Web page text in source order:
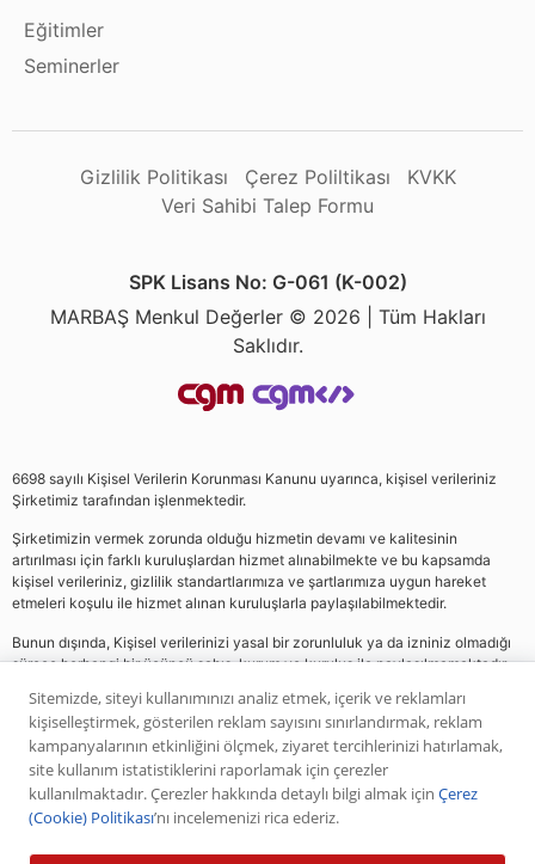
Eğitimler
Seminerler
Gizlilik Politikası Çerez Poliltikası
KVKK
Veri Sahibi Talep Formu
SPK Lisans No: G-061 (K-002)
MARBAŞ Menkul Değerler © 2026 | Tüm Hakları
Saklıdır.
6698 sayılı Kişisel Verilerin Korunması Kanunu uyarınca, kişisel verileriniz
Şirketimiz tarafından işlenmektedir.
Şirketimizin vermek zorunda olduğu hizmetin devamı ve kalitesinin
artırılması için farklı kuruluşlardan hizmet alınabilmekte ve bu kapsamda
kişisel verileriniz, gizlilik standartlarımıza ve şartlarımıza uygun hareket
etmeleri koşulu ile hizmet alınan kuruluşlarla paylaşılabilmektedir.
Bunun dışında, Kişisel verilerinizi yasal bir zorunluluk ya da izniniz olmadığı
sürece herhangi bir üçüncü şahıs, kurum ve kuruluş ile paylaşılmamaktadır.
Web sitemizde yer alan analiz, yorum ve tavsiyeler yatırım danışmanlığı
kapsamında değildir. Bu tavsiyeler genel nitelikte olup, özel olarak sizin mali
durumunuz ile risk ve getiri tercihlerinize uygun olarak hazırlanmamıştır. Bu
nedenle, sadece burada yer alan bilgilere dayanılarak yatırım kararı verilmesi
beklentilerinize uygun sonuçlar doğurmayabilir. Yapılan tüm yorumlar
Sitemizde, siteyi kullanımınızı analiz etmek, içerik ve reklamları
kişiselleştirmek, gösterilen reklam sayısını sınırlandırmak, reklam
kampanyalarının etkinliğini ölçmek, ziyaret tercihlerinizi hatırlamak,
site kullanım istatistiklerini raporlamak için çerezler
kullanılmaktadır. Çerezler hakkında detaylı bilgi almak için Çerez
(Cookie) Politikası’nı incelemenizi rica ederiz.